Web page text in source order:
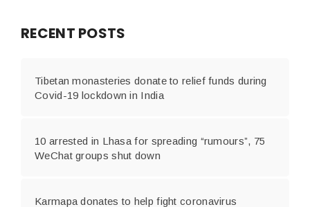
RECENT POSTS
Tibetan monasteries donate to relief funds during
Covid-19 lockdown in India
10 arrested in Lhasa for spreading “rumours”, 75
WeChat groups shut down
Karmapa donates to help fight coronavirus